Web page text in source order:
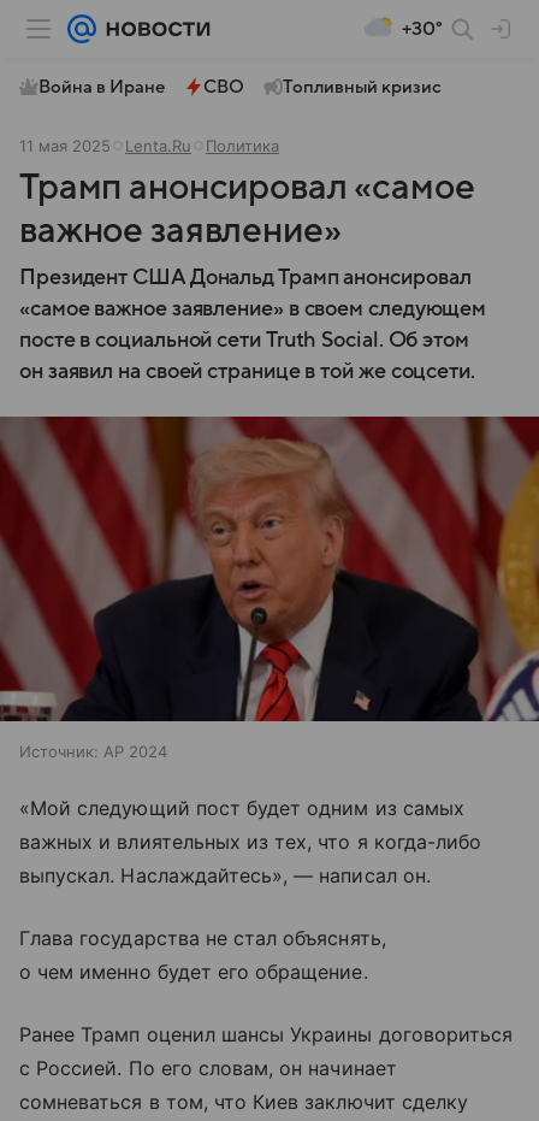
+30°
Война в Иране СВО Топливный кризис
11 мая 2025 Lenta.Ru Политика
Трамп анонсировал «самое
важное заявление»
Президент США Дональд Трамп анонсировал
«самое важное заявление» в своем следующем
посте в социальной сети Truth Social. Об этом
он заявил на своей странице в той же соцсети.
Источник: AP 2024
«Мой следующий пост будет одним из самых
важных и влиятельных из тех, что я когда-либо
выпускал. Наслаждайтесь», — написал он.
Глава государства не стал объяснять,
о чем именно будет его обращение.
Ранее Трамп оценил шансы Украины договориться
с Россией. По его словам, он начинает
сомневаться в том, что Киев заключит сделку